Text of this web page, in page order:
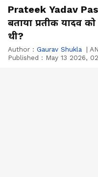
Prateek Yadav
बताया प्रतीक यादव
थी?
Author : Gaurav Shukla |
Published : May 13 2026,